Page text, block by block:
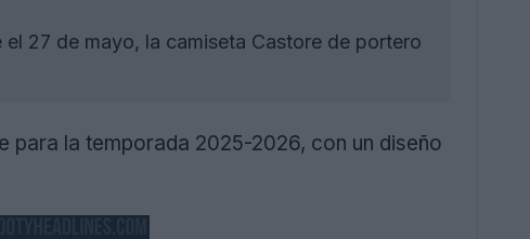
el 27 de mayo, la camiseta Castore de portero
para la temporada 2025-2026, con un diseño